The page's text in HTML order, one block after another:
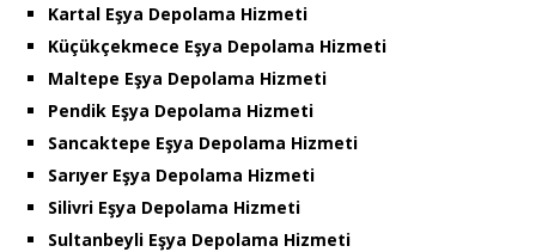
Kartal Eşya Depolama Hizmeti
Küçükçekmece Eşya Depolama Hizmeti
Maltepe Eşya Depolama Hizmeti
Pendik Eşya Depolama Hizmeti
Sancaktepe Eşya Depolama Hizmeti
Sarıyer Eşya Depolama Hizmeti
Silivri Eşya Depolama Hizmeti
Sultanbeyli Eşya Depolama Hizmeti